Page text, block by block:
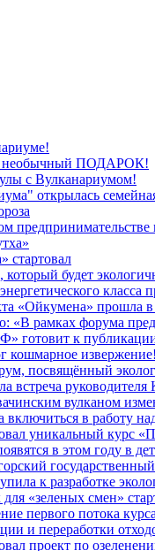
необычный ПОДАРОК!
с Вулканариумом!
открылась
предпринимательстве
стартовал
который будет
класса
«Ойкумена» прошла
«В рамках форума
готовит к
кошмарное
посвящённый
встреча
вулканом
в работу
уникальный курс
в этом году в
к разработке
«зеленых смен»
первого потока
и переработки
проект по